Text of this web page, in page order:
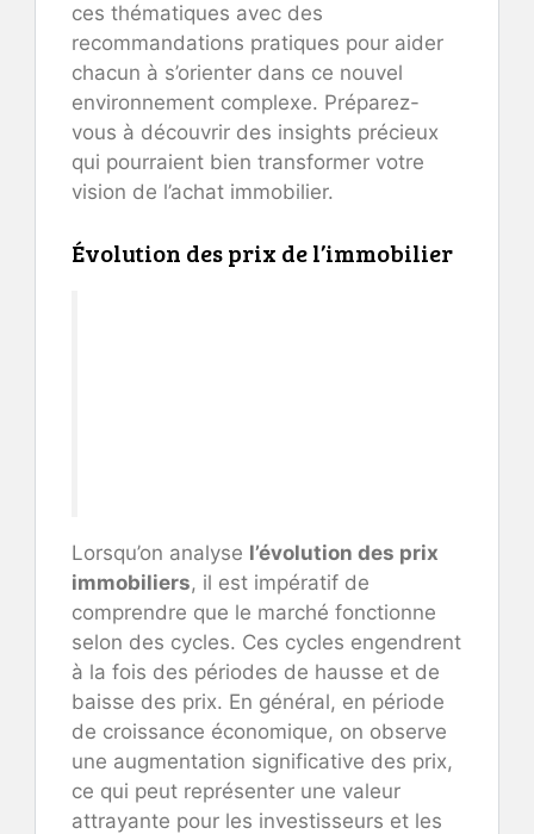
ces thématiques avec des
recommandations pratiques pour aider
chacun à s’orienter dans ce nouvel
environnement complexe. Préparez-
vous à découvrir des insights précieux
qui pourraient bien transformer votre
vision de l’achat immobilier.
Évolution des prix de l’immobilier
Lorsqu’on analyse l’évolution des prix
immobiliers, il est impératif de
comprendre que le marché fonctionne
selon des cycles. Ces cycles engendrent
à la fois des périodes de hausse et de
baisse des prix. En général, en période
de croissance économique, on observe
une augmentation significative des prix,
ce qui peut représenter une valeur
attrayante pour les investisseurs et les